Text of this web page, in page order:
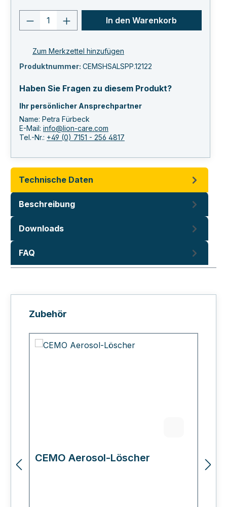
Produkt Anzahl: Gib den
In den Warenkorb
Zum Merkzettel hinzufügen
Produktnummer: CEMSHSALSPP.12122
Haben Sie Fragen zu diesem Produkt?
Ihr persönlicher Ansprechpartner
Name: Petra Fürbeck
E-Mail: info@lion-care.com
Tel.-Nr.: +49 (0) 7151 - 256 4817
Technische Daten
Beschreibung
Downloads
FAQ
Produktgalerie überspringen
Zubehör
CEMO Aerosol-Löscher